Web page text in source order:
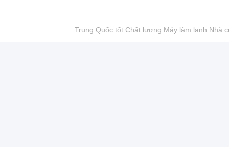
Trung Quốc tốt Chất lượng Máy làm lạnh Nhà